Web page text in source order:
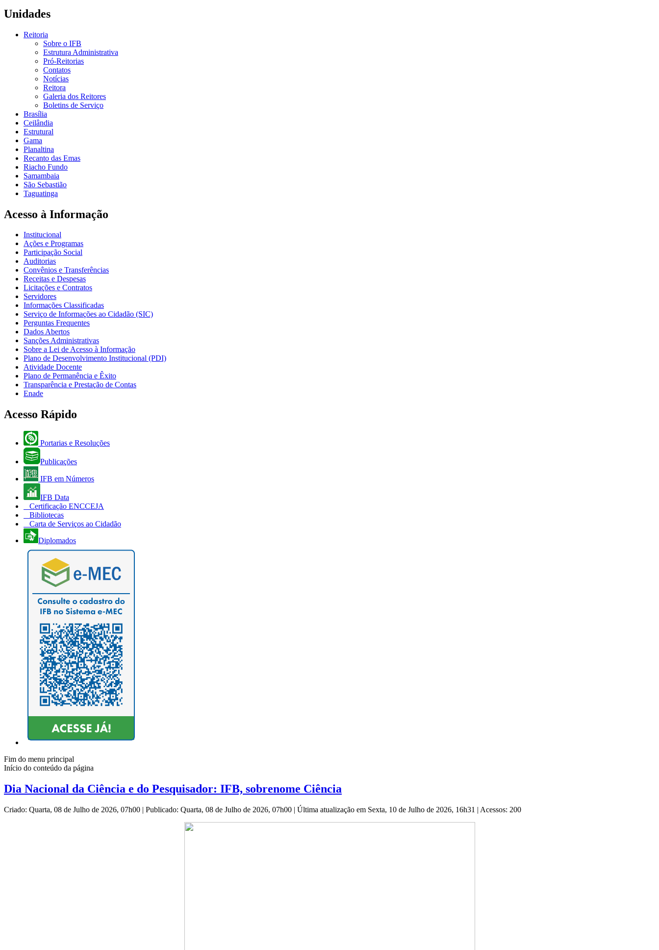
Unidades
Reitoria
Sobre o IFB
Estrutura Administrativa
Pró-Reitorias
Contatos
Notícias
Reitora
Galeria dos Reitores
Boletins de Serviço
Brasília
Ceilândia
Estrutural
Gama
Planaltina
Recanto das Emas
Riacho Fundo
Samambaia
São Sebastião
Taguatinga
Acesso à Informação
Institucional
Ações e Programas
Participação Social
Auditorias
Convênios e Transferências
Receitas e Despesas
Licitações e Contratos
Servidores
Informações Classificadas
Serviço de Informações ao Cidadão (SIC)
Perguntas Frequentes
Dados Abertos
Sanções Administrativas
Sobre a Lei de Acesso à Informação
Plano de Desenvolvimento Institucional (PDI)
Atividade Docente
Plano de Permanência e Êxito
Transparência e Prestação de Contas
Enade
Acesso Rápido
Portarias e Resoluções
Publicações
IFB em Números
IFB Data
Certificação ENCCEJA
Bibliotecas
Carta de Serviços ao Cidadão
Diplomados
Fim do menu principal
Início do conteúdo da página
Dia Nacional da Ciência e do Pesquisador: IFB, sobrenome Ciência
Criado: Quarta, 08 de Julho de 2026, 07h00 | Publicado: Quarta, 08 de Julho de 2026, 07h00 | Última atualização em Sexta, 10 de Julho de 2026, 16h31 | Acessos: 200